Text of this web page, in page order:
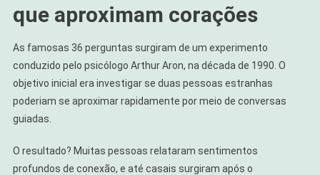
que aproximam corações
As famosas 36 perguntas surgiram de um experimento
conduzido pelo psicólogo Arthur Aron, na década de 1990. O
objetivo inicial era investigar se duas pessoas estranhas
poderiam se aproximar rapidamente por meio de conversas
guiadas.
O resultado? Muitas pessoas relataram sentimentos
profundos de conexão, e até casais surgiram após o